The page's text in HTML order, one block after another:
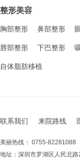
整形美容
胸部整形 鼻部整形
唇部整形 下巴整形
自体脂肪移植
联系我们 来院路线
美丽热线： 0755-82281088
地址：深圳市罗湖区人民北